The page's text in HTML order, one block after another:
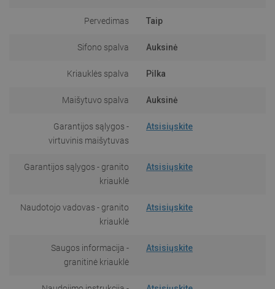
Pervedimas Taip
Sifono spalva Auksinė
Kriauklės spalva Pilka
Maišytuvo spalva Auksinė
Garantijos sąlygos -
virtuvinis maišytuvas
Atsisiųskite
Garantijos sąlygos - granito
kriauklė
Atsisiųskite
Naudotojo vadovas - granito
kriauklė
Atsisiųskite
Saugos informacija -
granitinė kriauklė
Atsisiųskite